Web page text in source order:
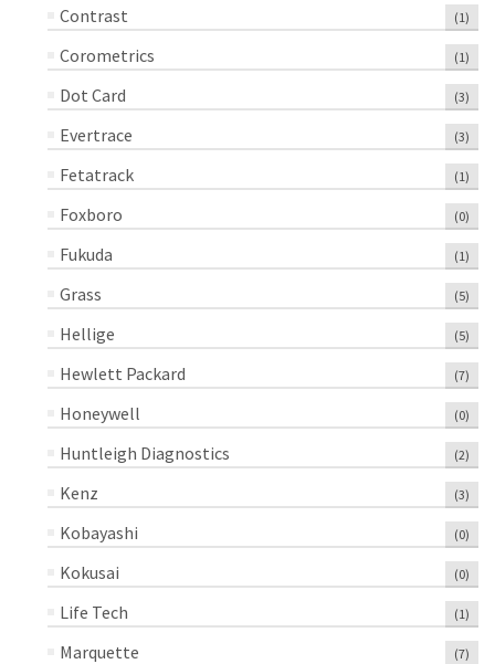
Contrast (1)
Corometrics (1)
Dot Card (3)
Evertrace (3)
Fetatrack (1)
Foxboro (0)
Fukuda (1)
Grass (5)
Hellige (5)
Hewlett Packard (7)
Honeywell (0)
Huntleigh Diagnostics (2)
Kenz (3)
Kobayashi (0)
Kokusai (0)
Life Tech (1)
Marquette (7)